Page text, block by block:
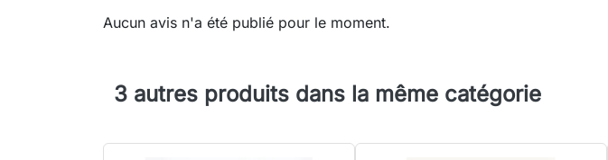
Aucun avis n'a été publié pour le moment.
3 autres produits dans la même catégorie